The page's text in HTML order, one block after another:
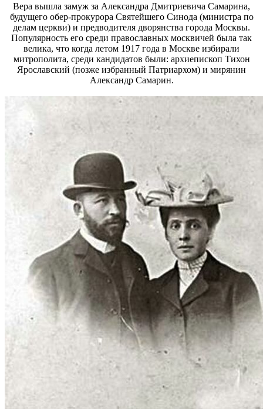
Вера вышла замуж за Александра Дмитриевича Самарина,
будущего обер-прокурора Святейшего Синода (министра по
делам церкви) и предводителя дворянства города Москвы.
Популярность его среди православных москвичей была так
велика, что когда летом 1917 года в Москве избирали
митрополита, среди кандидатов были: архиепископ Тихон
Ярославский (позже избранный Патриархом) и мирянин
Александр Самарин.